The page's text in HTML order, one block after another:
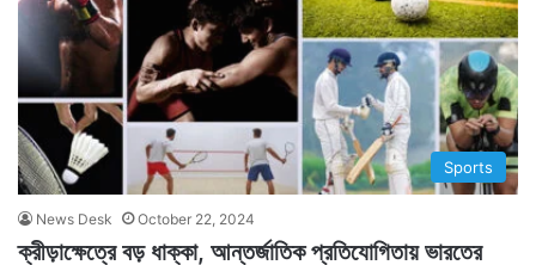
Sports
News Desk October 22, 2024
ক্রীড়াক্ষেত্রে বড় ধাক্কা, আন্তর্জাতিক প্রতিযোগিতায় ভারতের